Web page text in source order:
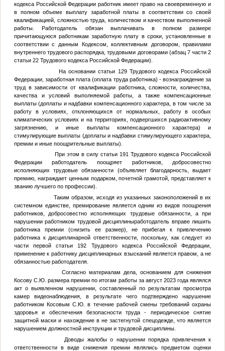
кодекса Российской Федерации работник имеет право на своевременную и
в полном объеме выплату заработной платы в соответствии со своей
квалификацией, сложностью труда, количеством и качеством выполненной
работы. Работодатель обязан выплачивать в полном размере
причитающуюся работникам заработную плату в сроки, установленные в
соответствии с данным Кодексом, коллективным договором, правилами
внутреннего трудового распорядка, трудовыми договорами (абзац 7 части 2
статьи 22 Трудового кодекса Российской Федерации).
На основании статьи 129 Трудового кодекса Российской
Федерации, заработная плата (оплата труда работника) - вознаграждение за
труд в зависимости от квалификации работника, сложности, количества,
качества и условий выполняемой работы, а также компенсационные
выплаты (доплаты и надбавки компенсационного характера, в том числе за
работу в условиях, отклоняющихся от нормальных, работу в особых
климатических условиях и на территориях, подвергшихся радиоактивному
загрязнению, и иные выплаты компенсационного характера) и
стимулирующие выплаты (доплаты и надбавки стимулирующего характера,
премии и иные поощрительные выплаты).
При этом в силу статьи 191 Трудового кодекса Российской
Федерации работодатель поощряет работников, добросовестно
исполняющих трудовые обязанности (объявляет благодарность, выдает
премию, награждает ценным подарком, почетной грамотой, представляет к
званию лучшего по профессии).
Таким образом, исходя из указанных законоположений в их
системном единстве, премирование является одним из видов поощрения
работников, добросовестно исполняющих трудовые обязанности, а при
нарушении работником трудовой дисциплиныработодатель вправе лишить
работника премии (снизить ее размер), не прибегая к привлечению
работника к дисциплинарной ответственности, поскольку, как следует из
части первой статьи 192 Трудового кодекса Российской Федерации,
применение к работнику дисциплинарных взысканий является правом, а не
обязанностью работодателя.
Согласно материалам дела, основанием для снижения
Косову С.Ю. размера премии по итогам работы за август 2023 года являлся
акт о выявленном нарушении, составленный по результатам просмотра
камер видеонаблюдения, в результате чего подтверждено нарушение
работником Косовым С.Ю. в течение рабочей смены требований охраны
здоровья и обеспечения безопасности труда - периодическое снятие
защитной маски и нахождение в не застегнутой спецодежде, что является
нарушением должностной инструкции и трудовой дисциплины.
Доводы жалобы о нарушении порядка привлечения к
ответственности в виде снижения премии являлись предметом оценки